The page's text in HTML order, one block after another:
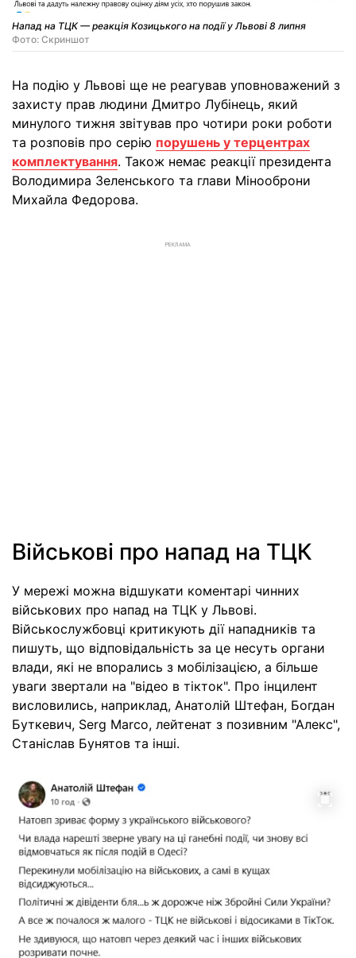
Напад на ТЦК — реакція Козицького на події у Львові 8 липня
Фото: Скриншот
На подію у Львові ще не реагував уповноважений з
захисту прав людини Дмитро Лубінець, який
минулого тижня звітував про чотири роки роботи
та розповів про серію порушень у терцентрах
комплектування. Також немає реакції президента
Володимира Зеленського та глави Мінооброни
Михайла Федорова.
РЕКЛАМА
Військові про напад на ТЦК
У мережі можна відшукати коментарі чинних
військових про напад на ТЦК у Львові.
Військослужбовці критикують дії нападників та
пишуть, що відповідальність за це несуть органи
влади, які не впорались з мобілізацією, а більше
уваги звертали на "відео в тікток". Про інцилент
висловились, наприклад, Анатолій Штефан, Богдан
Буткевич, Serg Marco, лейтенат з позивним "Алекс",
Станіслав Бунятов та інші.